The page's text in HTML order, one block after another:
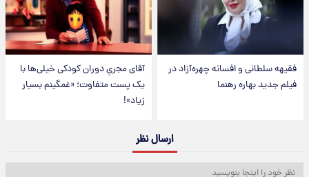
فقیهه سلطانی و افسانه چهره‌آزاد در
فیلم جدید بهاره رهنما
آقای مجریِ دوران کودکی خیلی‌ها با
یک پست متفاوت؛ «غمگینم بسیار
زیاد»!
ارسال نظر